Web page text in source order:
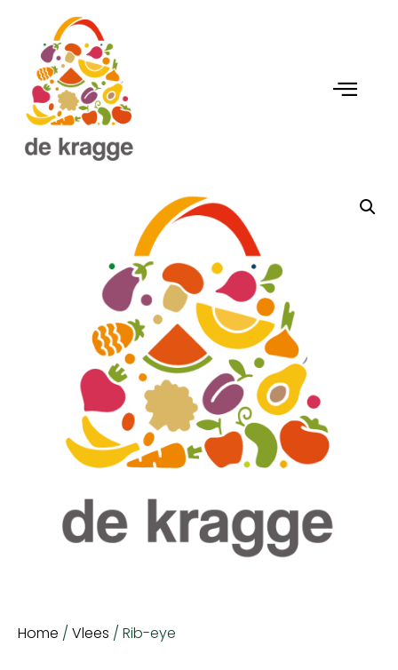
Home / Vlees / Rib-eye